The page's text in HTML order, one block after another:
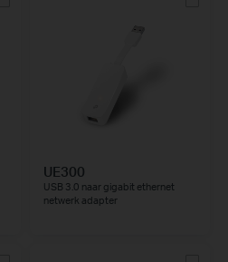
UE300
USB 3.0 naar gigabit ethernet
netwerk adapter